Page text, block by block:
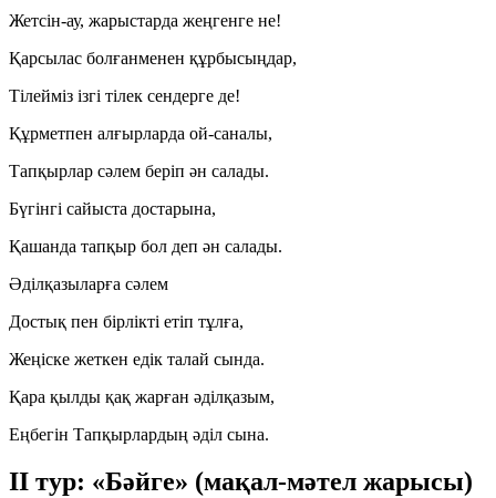
Жетсін-ау, жарыстарда жеңгенге не!
Қарсылас болғанменен құрбысыңдар,
Тілейміз ізгі тілек сендерге де!
Құрметпен алғырларда ой-саналы,
Тапқырлар сәлем беріп ән салады.
Бүгінгі сайыста достарына,
Қашанда тапқыр бол деп ән салады.
Әділқазыларға сәлем
Достық пен бірлікті етіп тұлға,
Жеңіске жеткен едік талай сында.
Қара қылды қақ жарған әділқазым,
Еңбегін Тапқырлардың әділ сына.
II тур: «Бәйге» (мақал-мәтел жарысы)